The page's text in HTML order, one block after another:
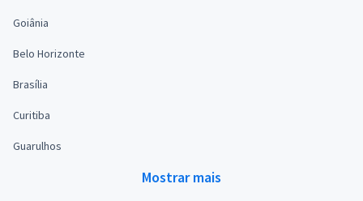
Goiânia
Belo Horizonte
Brasília
Curitiba
Guarulhos
Mostrar mais